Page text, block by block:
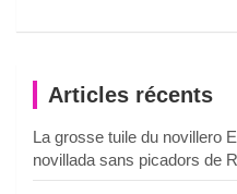
Articles récents
La grosse tuile du novillero
novillada sans picadors de